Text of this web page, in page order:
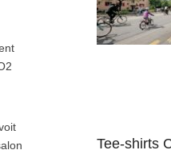
Tee-shirts